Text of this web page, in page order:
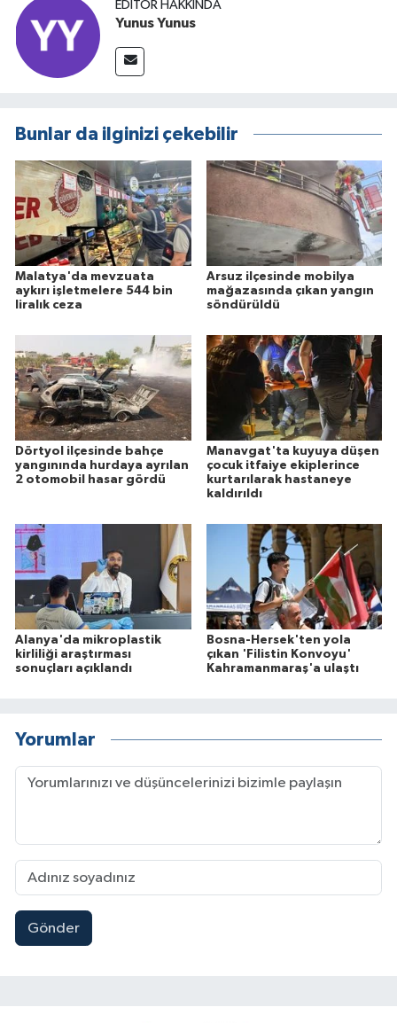
EDITÖR HAKKINDA
Yunus Yunus
Bunlar da ilginizi çekebilir
Malatya'da mevzuata
aykırı işletmelere 544 bin
liralık ceza
Arsuz ilçesinde mobilya
mağazasında çıkan yangın
söndürüldü
Dörtyol ilçesinde bahçe
yangınında hurdaya ayrılan
2 otomobil hasar gördü
Manavgat'ta kuyuya düşen
çocuk itfaiye ekiplerince
kurtarılarak hastaneye
kaldırıldı
Alanya'da mikroplastik
kirliliği araştırması
sonuçları açıklandı
Bosna-Hersek'ten yola
çıkan 'Filistin Konvoyu'
Kahramanmaraş'a ulaştı
Yorumlar
Gönder